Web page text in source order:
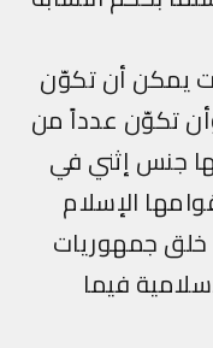
أن تكوّن
عدداً من
إثني في
الإسلام
جمهوريات
فيما